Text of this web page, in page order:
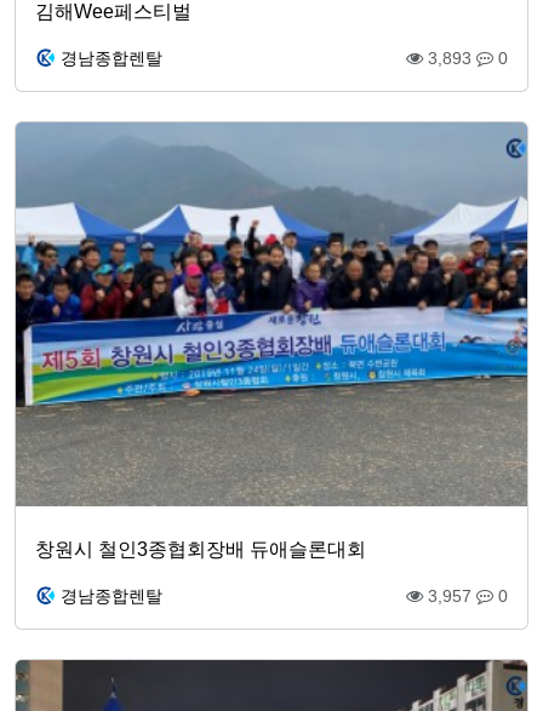
김해Wee페스티벌
경남종합렌탈 3,893 0
창원시 철인3종협회장배 듀애슬론대회
경남종합렌탈 3,957 0